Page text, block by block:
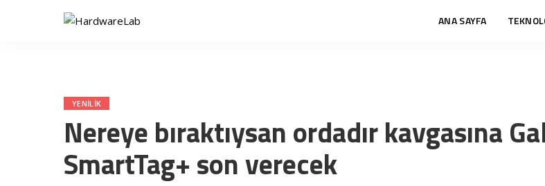
ANA SAYFA
YENILIK
Nereye bıraktıysan ordadır kavgasına
SmartTag+ son verecek